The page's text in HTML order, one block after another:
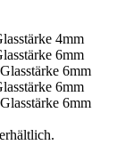
4mm
6mm
6mm
6mm
6mm
erhältlich.